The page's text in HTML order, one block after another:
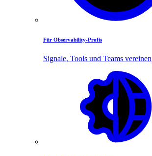
Für Observability-Profis
Signale, Tools und Teams vereinen